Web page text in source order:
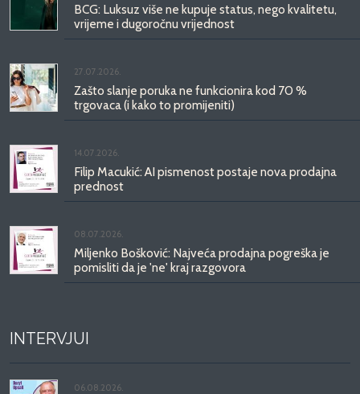
BCG: Luksuz više ne kupuje status, nego kvalitetu,
vrijeme i dugoročnu vrijednost
27.07.2026.
Zašto slanje poruka ne funkcionira kod 70 %
trgovaca (i kako to promijeniti)
14.07.2026.
Filip Macukić: AI pismenost postaje nova prodajna
prednost
08.07.2026.
Miljenko Bošković: Najveća prodajna pogreška je
pomisliti da je 'ne' kraj razgovora
INTERVJUI
06.08.2026.